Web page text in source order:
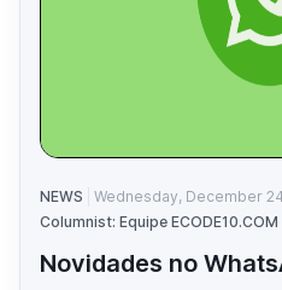
NEWS
Wednesday, December
Columnist: Equipe ECODE10.COM
Novidades no